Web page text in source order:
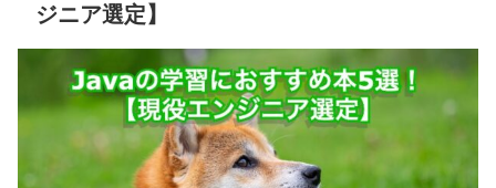
ジニア選定】